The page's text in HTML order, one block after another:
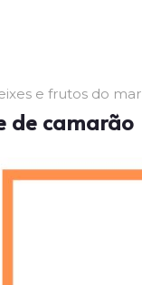
e frutos do mar
de camarão